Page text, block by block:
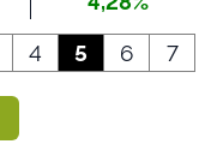
4 5 6 7